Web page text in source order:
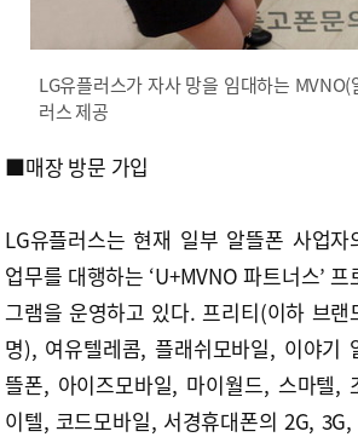
LG유플러스가 자사 망을 임대하는
러스 제공
■매장 방문 가입
LG유플러스는 현재 일부 알뜰폰 사업자
업무를 대행하는 ‘U+MVNO 파트너스’ 프
그램을 운영하고 있다. 프리티(이하 브랜
명), 여유텔레콤, 플래쉬모바일, 이야기
뜰폰, 아이즈모바일, 마이월드, 스마텔,
이텔, 코드모바일, 서경휴대폰의 2G, 3G,